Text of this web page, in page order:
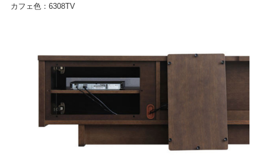
カフェ色：6308TV